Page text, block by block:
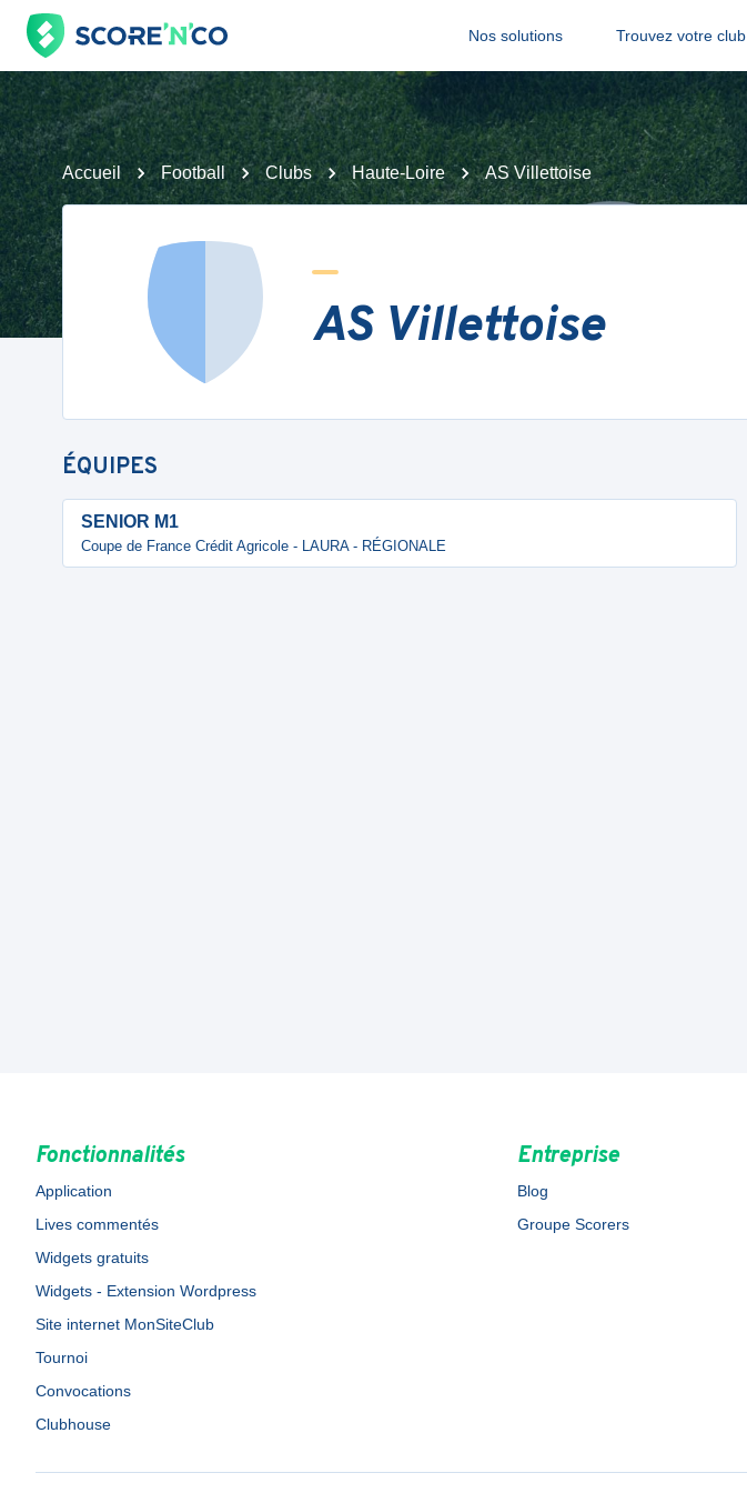
Nos solutions Trouvez votre club
Accueil Football Clubs Haute-Loire AS Villettoise
AS Villettoise
ÉQUIPES
SENIOR M1
Coupe de France Crédit Agricole - LAURA - RÉGIONALE
Fonctionnalités
Application
Lives commentés
Widgets gratuits
Widgets - Extension Wordpress
Site internet MonSiteClub
Tournoi
Convocations
Clubhouse
Entreprise
Blog
Groupe Scorers